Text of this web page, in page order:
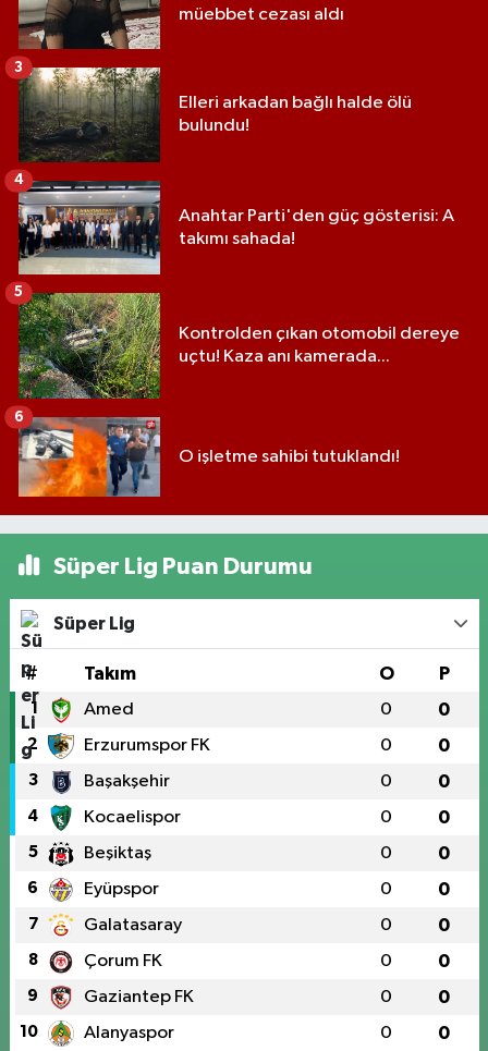
müebbet cezası aldı
Elleri arkadan bağlı halde ölü
bulundu!
3
Anahtar Parti'den güç gösterisi: A
takımı sahada!
4
Kontrolden çıkan otomobil dereye
uçtu! Kaza anı kamerada...
5
O işletme sahibi tutuklandı!
6
Süper Lig Puan Durumu
Süper Lig
# Takım O P
1 Amed 0 0
2 Erzurumspor FK 0 0
3 Başakşehir 0 0
4 Kocaelispor 0 0
5 Beşiktaş 0 0
6 Eyüpspor 0 0
7 Galatasaray 0 0
8 Çorum FK 0 0
9 Gaziantep FK 0 0
10 Alanyaspor 0 0